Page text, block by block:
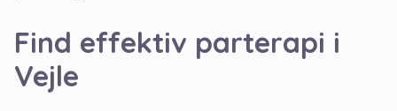
Find effektiv parterapi i
Vejle